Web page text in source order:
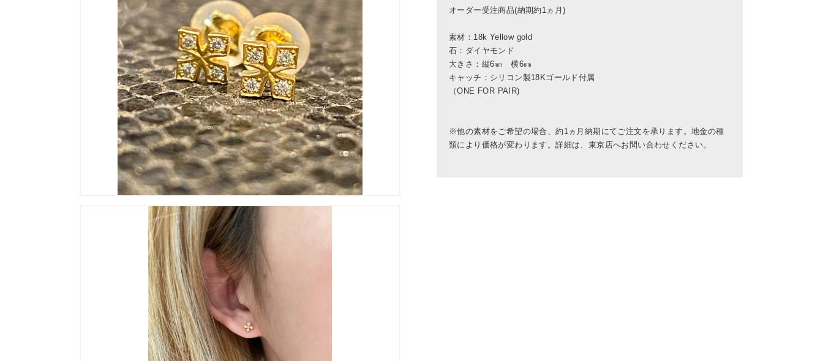
オーダー受注商品(納期約1ヵ月)
素材：18k Yellow gold
石：ダイヤモンド
大きさ：縦6㎜ 横6㎜
キャッチ：シリコン製18Kゴールド付属
（ONE FOR PAIR)
※他の素材をご希望の場合、約1ヵ月納期にてご注文を承ります。地金の種
類により価格が変わります。詳細は、東京店へお問い合わせください。